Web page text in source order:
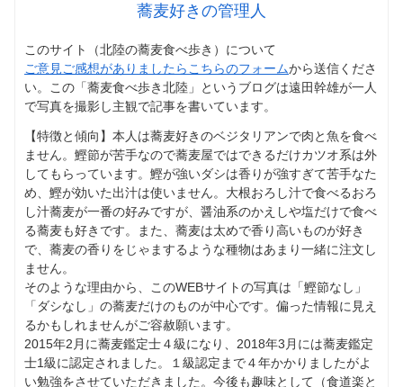
蕎麦好きの管理人
このサイト（北陸の蕎麦食べ歩き）について
ご意見ご感想がありましたらこちらのフォームから送信くださ
い。この「蕎麦食べ歩き北陸」というブログは遠田幹雄が一人
で写真を撮影し主観で記事を書いています。
【特徴と傾向】本人は蕎麦好きのベジタリアンで肉と魚を食べ
ません。鰹節が苦手なので蕎麦屋ではできるだけカツオ系は外
してもらっています。鰹が強いダシは香りが強すぎて苦手なた
め、鰹が効いた出汁は使いません。大根おろし汁で食べるおろ
し汁蕎麦が一番の好みですが、醤油系のかえしや塩だけで食べ
る蕎麦も好きです。また、蕎麦は太めで香り高いものが好き
で、蕎麦の香りをじゃまするような種物はあまり一緒に注文し
ません。
そのような理由から、このWEBサイトの写真は「鰹節なし」
「ダシなし」の蕎麦だけのものが中心です。偏った情報に見え
るかもしれませんがご容赦願います。
2015年2月に蕎麦鑑定士４級になり、2018年3月には蕎麦鑑定
士1級に認定されました。１級認定まで４年かかりましたがよ
い勉強をさせていただきました。今後も趣味として（食道楽と